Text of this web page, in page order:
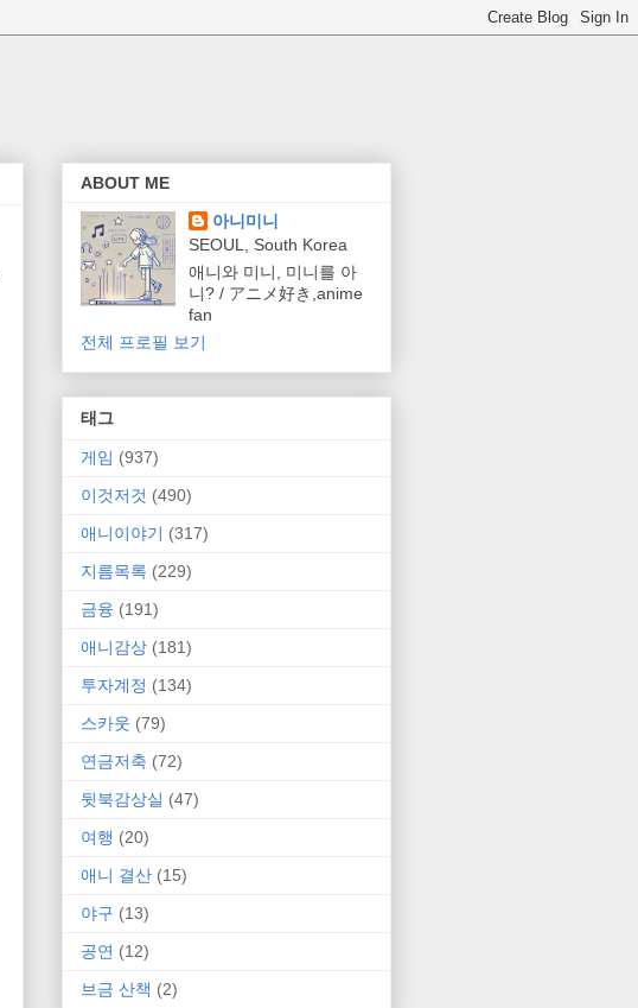
ABOUT ME
아니미니
SEOUL, South Korea
애니와 미니, 미니를 아
니? / アニメ好き,anime
fan
전체 프로필 보기
태그
게임 (937)
이것저것 (490)
애니이야기 (317)
지름목록 (229)
금융 (191)
애니감상 (181)
투자계정 (134)
스카웃 (79)
연금저축 (72)
뒷북감상실 (47)
여행 (20)
애니 결산 (15)
야구 (13)
공연 (12)
브금 산책 (2)